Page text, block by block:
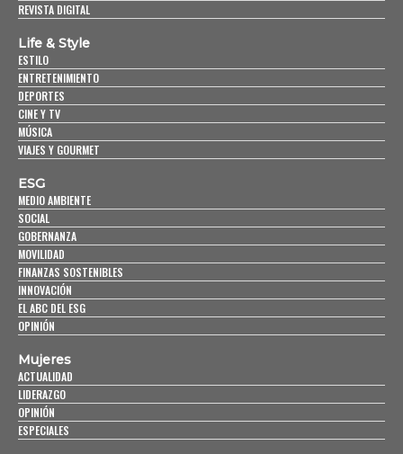
REVISTA DIGITAL
Life & Style
ESTILO
ENTRETENIMIENTO
DEPORTES
CINE Y TV
MÚSICA
VIAJES Y GOURMET
ESG
MEDIO AMBIENTE
SOCIAL
GOBERNANZA
MOVILIDAD
FINANZAS SOSTENIBLES
INNOVACIÓN
EL ABC DEL ESG
OPINIÓN
Mujeres
ACTUALIDAD
LIDERAZGO
OPINIÓN
ESPECIALES